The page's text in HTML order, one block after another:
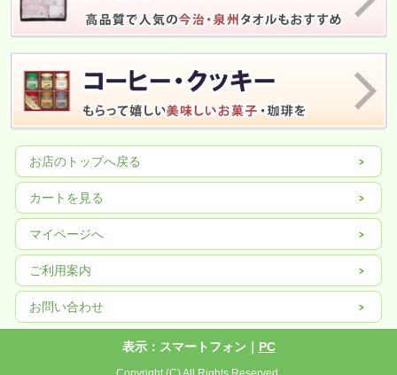
お店のトップへ戻る
カートを見る
マイページへ
ご利用案内
お問い合わせ
表示：スマートフォン｜ PC